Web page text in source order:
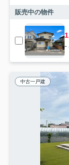
販売中の物件
-
中古一戸建